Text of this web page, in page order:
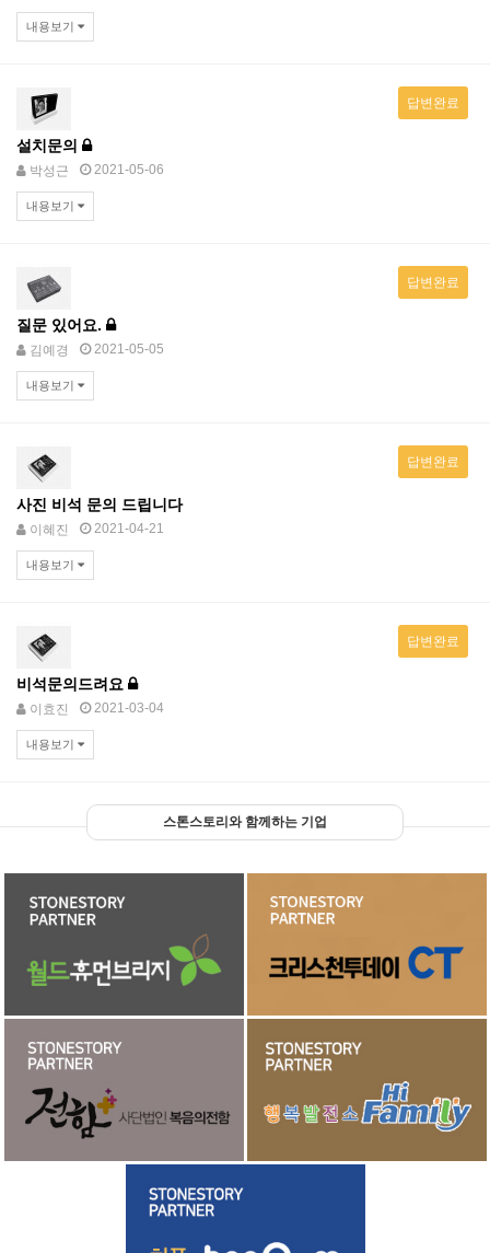
내용보기
설치문의
답변완료
박성근 2021-05-06
내용보기
질문 있어요.
답변완료
김예경 2021-05-05
내용보기
사진 비석 문의 드립니다
답변완료
이혜진 2021-04-21
내용보기
비석문의드려요
답변완료
이효진 2021-03-04
내용보기
스톤스토리와 함께하는 기업